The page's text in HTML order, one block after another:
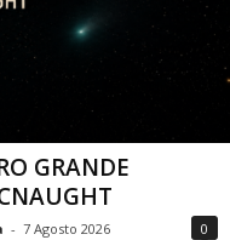
GRANDE
- 7 Agosto 2026 0